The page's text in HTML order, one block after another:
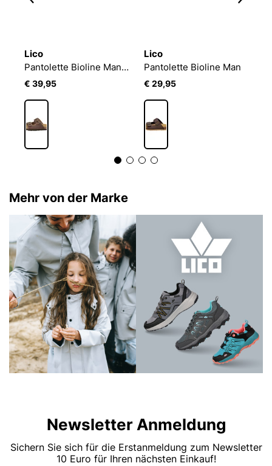
Lico
Pantolette Bioline Man Soft
€ 39,95
Lico
Pantolette Bioline Man
€ 29,95
Mehr von der Marke
Newsletter Anmeldung
Sichern Sie sich für die Erstanmeldung zum Newsletter
10 Euro für Ihren nächsten Einkauf!